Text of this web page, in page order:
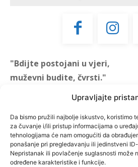
Upravljajte
Da bismo pružili najbolje iskustvo, koristimo
za čuvanje i/ili pristup informacijama o
tehnologijama će nam omogućiti da
ponašanje pri pregledavanju ili jedinstveni
Nepristanak ili povlačenje suglasnosti može
određene karakteristike i funkcije.
"Bdijte postojani u vjeri,
muževni budite, čvrsti."
"Muževni budite" prvi je
hrvatski portal za katoličke
muškarce koji pokušava
reafirmirati u današnje
vrijeme itekako narušen